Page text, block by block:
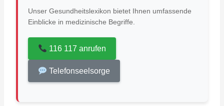
Unser Gesundheitslexikon bietet Ihnen umfassende
Einblicke in medizinische Begriffe.
116 117 anrufen
Telefonseelsorge